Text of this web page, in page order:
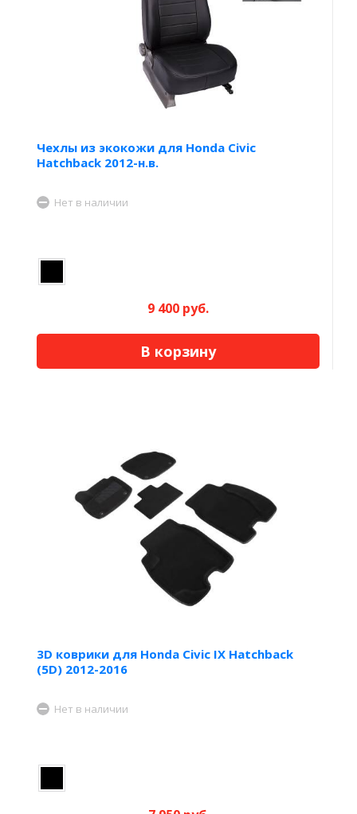
Чехлы из экокожи для Honda Civic
Hatchback 2012-н.в.
Нет в наличии
9 400 руб.
В корзину
3D коврики для Honda Civic IX Hatchback
(5D) 2012-2016
Нет в наличии